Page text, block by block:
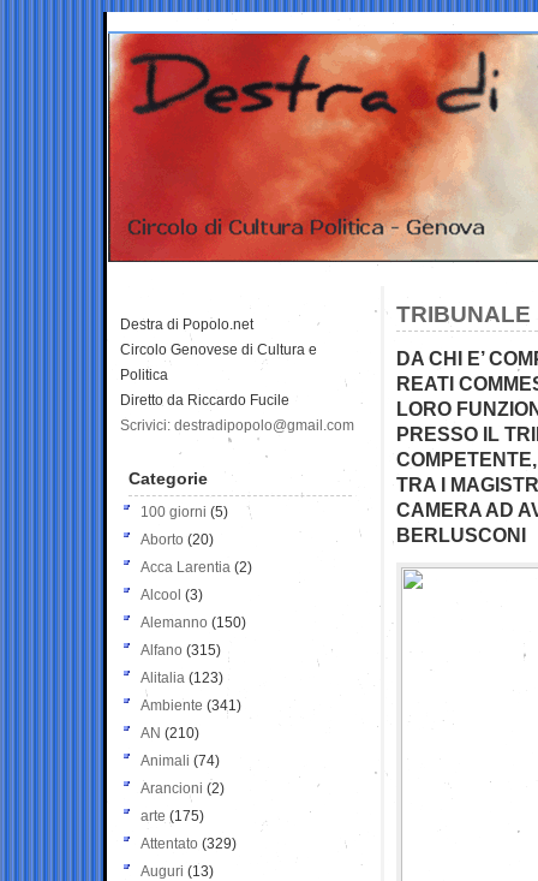
TRIBUNALE
DA CHI E’
REATI
LORO
PRESSO IL
TRA I
CAMERA AD
BERLUSCONI
Destra di Popolo.net
Circolo Genovese di Cultura e
Politica
Diretto da Riccardo Fucile
Scrivici: destradipopolo@gmail.com
Categorie
100 giorni (5)
Aborto (20)
Acca Larentia (2)
Alcool (3)
Alemanno (150)
Alfano (315)
Alitalia (123)
Ambiente (341)
AN (210)
Animali (74)
Arancioni (2)
arte (175)
Attentato (329)
Auguri (13)